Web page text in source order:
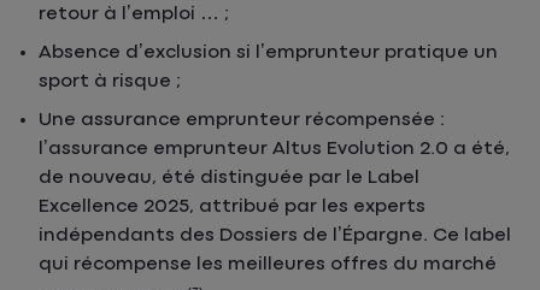
retour à l’emploi … ;
Absence d’exclusion si l’emprunteur pratique un
sport à risque ;
Une assurance emprunteur récompensée :
l’assurance emprunteur Altus Evolution 2.0 a été,
de nouveau, été distinguée par le Label
Excellence 2025, attribué par les experts
indépendants des Dossiers de l’Épargne. Ce label
qui récompense les meilleures offres du marché